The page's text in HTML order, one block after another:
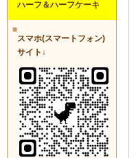
ハーフ＆ハーフケーキ
■
スマホ(スマートフォン)
サイト↓